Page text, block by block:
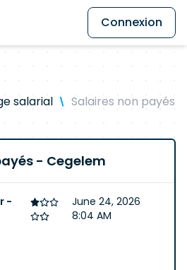
Connexion
salarial
Salaires non payés
- Cegelem
-
June 24, 2026
8:04 AM